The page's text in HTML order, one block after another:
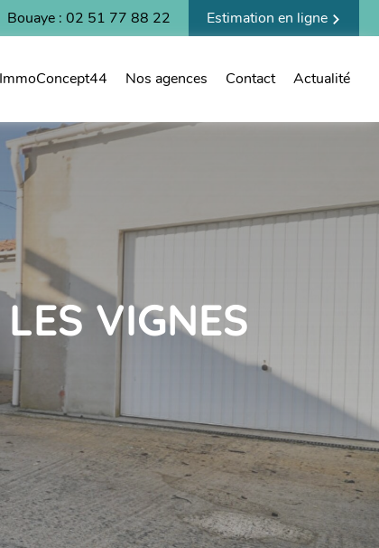
Estimation en ligne
Bouaye : 02 51 77 88 22
ImmoConcept44 Nos agences Contact Actualité
VIGNES